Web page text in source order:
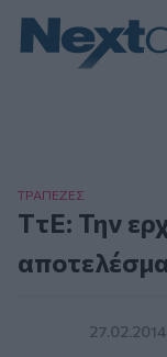
ΤΡAΠΕΖΕΣ
ΤτΕ: Την
27.02.2014